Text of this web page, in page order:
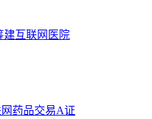
建互联网医院
药品交易A证